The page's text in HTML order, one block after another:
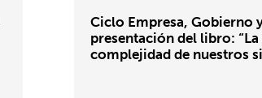
Ciclo Empresa, Gobierno
presentación del libro:
complejidad de nuestros